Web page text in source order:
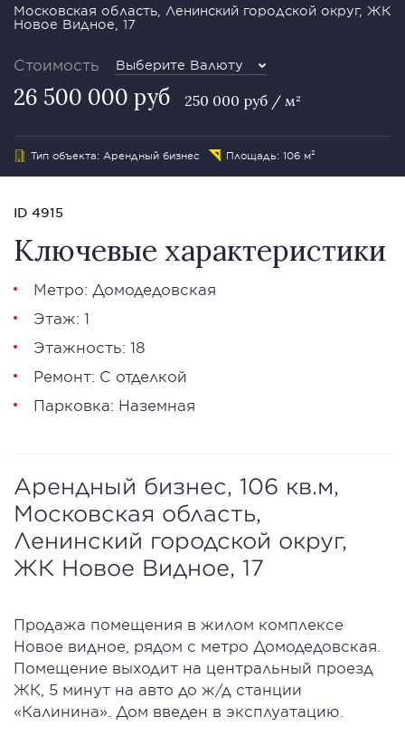
Московская область, Ленинский городской округ, ЖК
Новое Видное, 17
Стоимость Выберите Валюту
26 500 000 руб 250 000 руб / м²
Тип объекта: Арендный бизнес Площадь: 106 м²
ID 4915
Ключевые характеристики
Метро: Домодедовская
Этаж: 1
Этажность: 18
Ремонт: С отделкой
Парковка: Наземная
Арендный бизнес, 106 кв.м,
Московская область,
Ленинский городской округ,
ЖК Новое Видное, 17
Продажа помещения в жилом комплексе
Новое видное, рядом с метро Домодедовская.
Помещение выходит на центральный проезд
ЖК, 5 минут на авто до ж/д станции
«Калинина». Дом введен в эксплуатацию.